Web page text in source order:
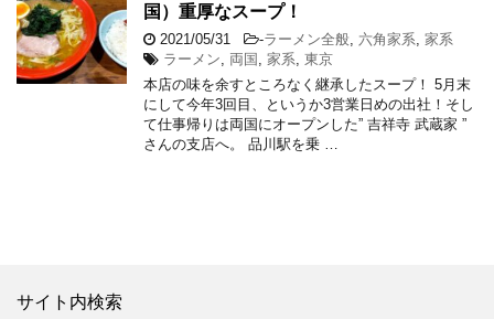
国）重厚なスープ！
2021/05/31 -ラーメン全般 六角家系 家系
ラーメン
両国 家系 東京
本店の味を余すところなく継承したスープ！ 5月末
にして今年3回目、というか3営業日めの出社！そし
て仕事帰りは両国にオープンした” 吉祥寺 武蔵家 ”
さんの支店へ。 品川駅を乗 …
サイト内検索